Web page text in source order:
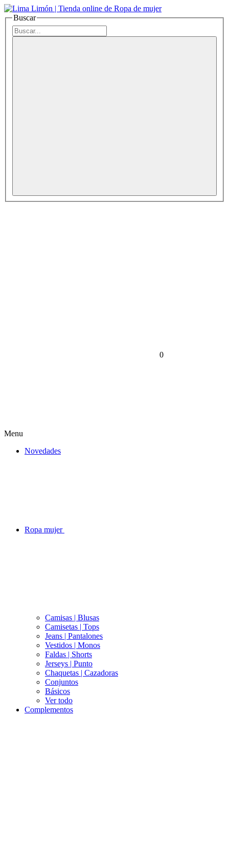
Buscar
0
Menu
Novedades
Ropa mujer
Camisas | Blusas
Camisetas | Tops
Jeans | Pantalones
Vestidos | Monos
Faldas | Shorts
Jerseys | Punto
Chaquetas | Cazadoras
Conjuntos
Básicos
Ver todo
Complementos